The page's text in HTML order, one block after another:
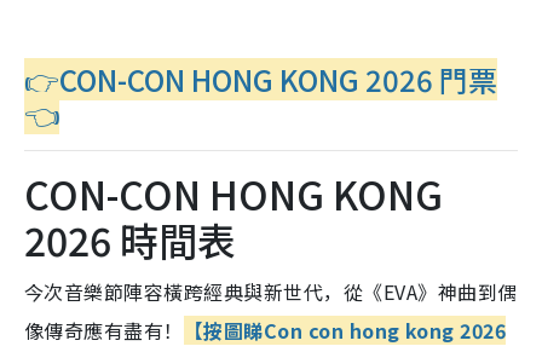
👉CON-CON HONG KONG 2026 門票
👈
CON-CON HONG KONG
2026 時間表
今次音樂節陣容橫跨經典與新世代，從《EVA》神曲到偶
像傳奇應有盡有！
【按圖睇Con con hong kong 2026